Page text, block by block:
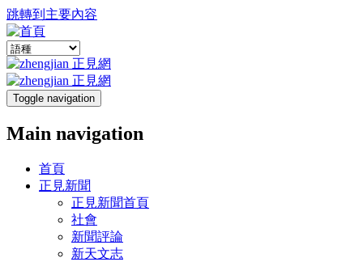
跳轉到主要內容
Toggle navigation
Main navigation
首頁
正見新聞
正見新聞首頁
社會
新聞評論
新天文志